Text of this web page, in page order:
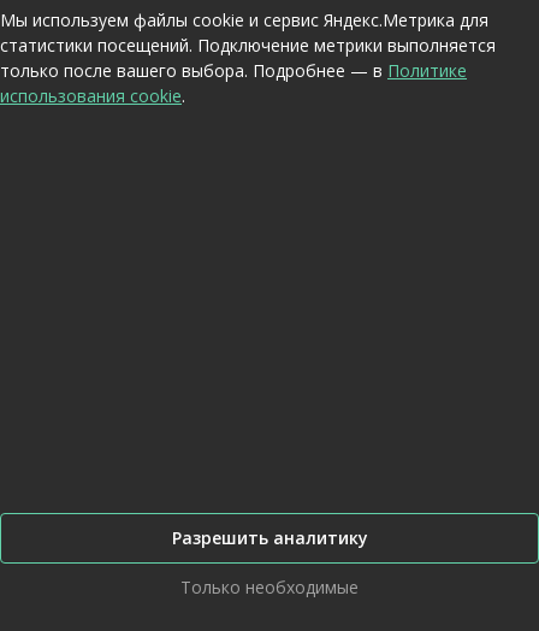
Механизм поворота (главная передача,
фрикцион)
Опорные и подвесные катки
Подвеска, балансиры
Прочие
Бортовая передача и ведущие колеса
Бортовая передача и ведущие колеса
Шайба уплотнительная вала БП
Бортовая передача левая
Мы используем файлы cookie и сервис Яндекс.Метрика для
статистики посещений. Подключение метрики выполняется
только после вашего выбора. Подробнее — в Политике
использования cookie.
Разрешить аналитику
Только необходимые